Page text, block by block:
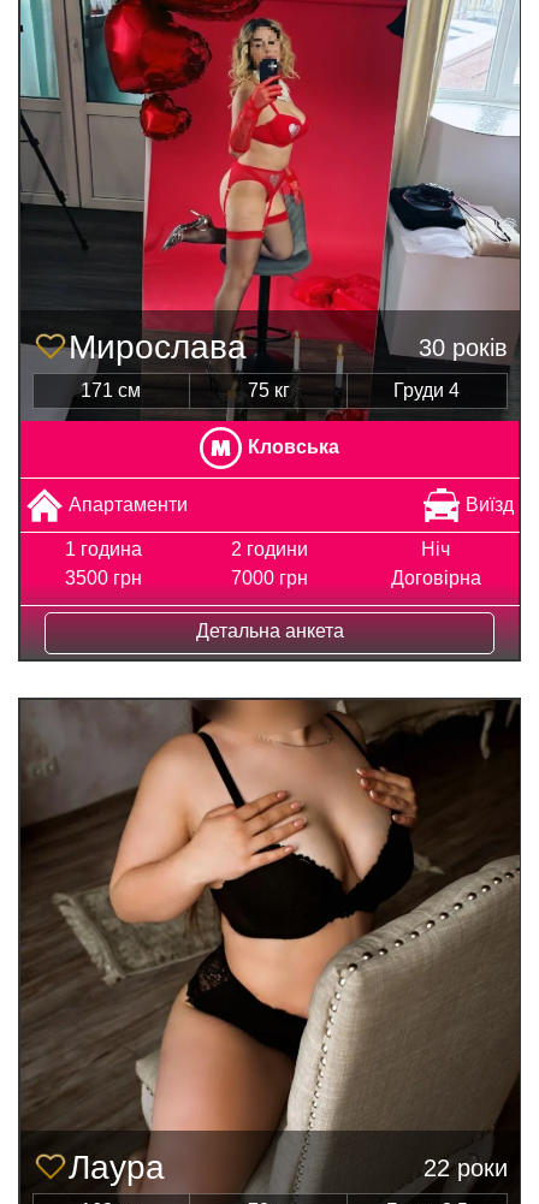
Мирослава 30 років
171 см 75 кг Груди 4
Кловська
Апартаменти Виїзд
1 година
3500 грн
2 години
7000 грн
Ніч
Договірна
Детальна анкета
Лаура 22 роки